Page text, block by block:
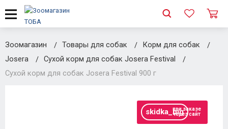
Зоомагазин Товары для собак
Корм для собак
Josera
Сухой корм для собак Josera Festival
Сухой корм для собак Josera Festival 900 г
skidka_bigпри заказе
через сайт